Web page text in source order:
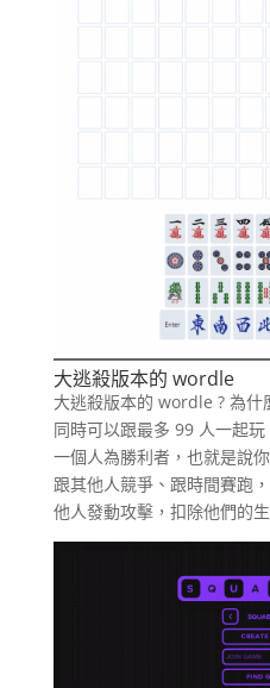
大逃殺版本的 wordle
大逃殺版本的 wordle ? 為什
同時可以跟最多 99 人一起
一個人為勝利者，也就是說
跟其他人競爭、跟時間賽跑
他人發動攻擊，扣除他們的